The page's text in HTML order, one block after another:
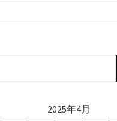
2025年4月